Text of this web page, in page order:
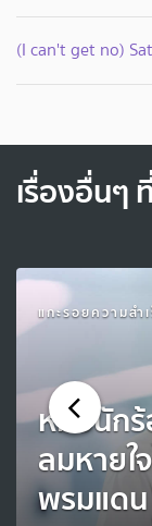
(I can't get no)
เรื่องอื่นๆ
แกะรอยความสำ
หมอนัก
ลมหายใ
พรมแดน